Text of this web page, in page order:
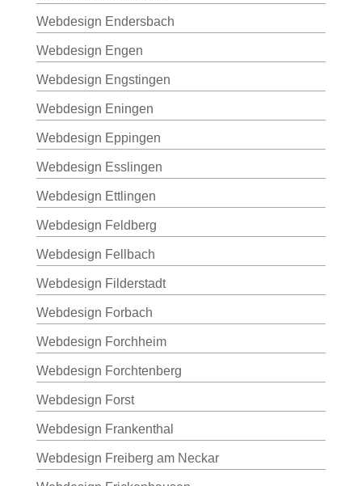
Webdesign Endersbach
Webdesign Engen
Webdesign Engstingen
Webdesign Eningen
Webdesign Eppingen
Webdesign Esslingen
Webdesign Ettlingen
Webdesign Feldberg
Webdesign Fellbach
Webdesign Filderstadt
Webdesign Forbach
Webdesign Forchheim
Webdesign Forchtenberg
Webdesign Forst
Webdesign Frankenthal
Webdesign Freiberg am Neckar